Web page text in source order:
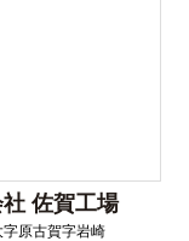
佐賀工場
原古賀字岩崎